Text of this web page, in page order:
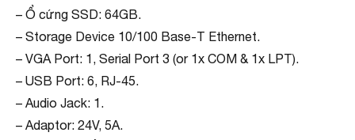
– Ổ cứng SSD: 64GB.
– Storage Device 10/100 Base-T Ethernet.
– VGA Port: 1, Serial Port 3 (or 1x COM & 1x LPT).
– USB Port: 6, RJ-45.
– Audio Jack: 1.
– Adaptor: 24V, 5A.